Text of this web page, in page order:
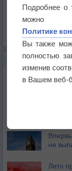
Осадки
Облачность
Список всех карт
НОВОЕ О ПОГОДЕ
+51°
не
Лето
Подробнее о
Политике
Вы также
полностью
изменив
в Вашем веб-